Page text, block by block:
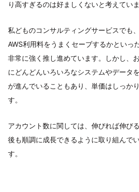
り高すぎるのは好ましくないと考えていま
私どものコンサルティングサービスでも
AWS利用料をうまくセーブするかといっ
非常に強く推し進めています。しかし、
にどんどんいろいろなシステムやデータ
が進んでいることもあり、単価はしっか
す。
アカウント数に関しては、伸びれば伸び
後も順調に成長できるように取り組んで
す。